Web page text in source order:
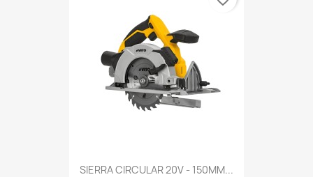
SIERRA CIRCULAR 20V - 150MM...